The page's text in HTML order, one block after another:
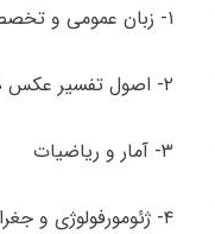
۱- زبان عمومی و تخصصی (انگلیسی)
۲- اصول تفسیر عکس ­های هوایی
۳- آمار و ریاضیات
۴- ژئومورفولوژی و جغرافیای زیستی